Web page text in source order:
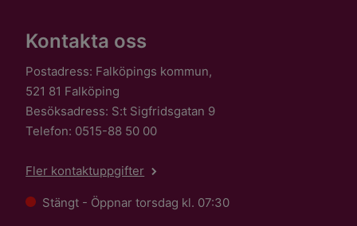
Kontakta oss
Postadress: Falköpings kommun,
521 81 Falköping
Besöksadress: S:t Sigfridsgatan 9
Telefon: 0515-88 50 00
Fler kontaktuppgifter
Stängt - Öppnar torsdag kl. 07:30